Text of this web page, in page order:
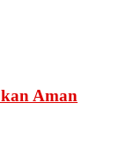
Aman